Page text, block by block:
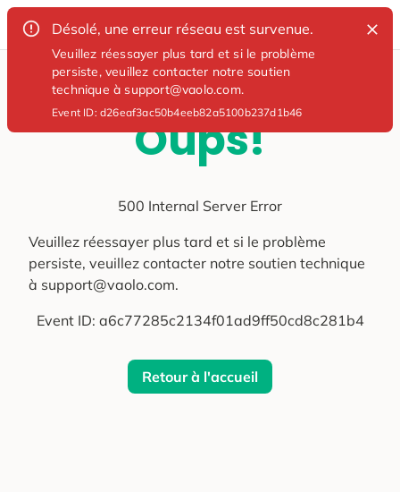
Désolé, une erreur réseau est survenue.
Veuillez réessayer plus tard et si le problème
persiste, veuillez contacter notre soutien
technique à support@vaolo.com.
Event ID:d26eaf3ac50b4eeb82a5100b237d1b46
Oups!
500 Internal Server Error
Veuillez réessayer plus tard et si le problème
persiste, veuillez contacter notre soutien technique
à support@vaolo.com.
Event ID: a6c77285c2134f01ad9ff50cd8c281b4
Retour à l'accueil